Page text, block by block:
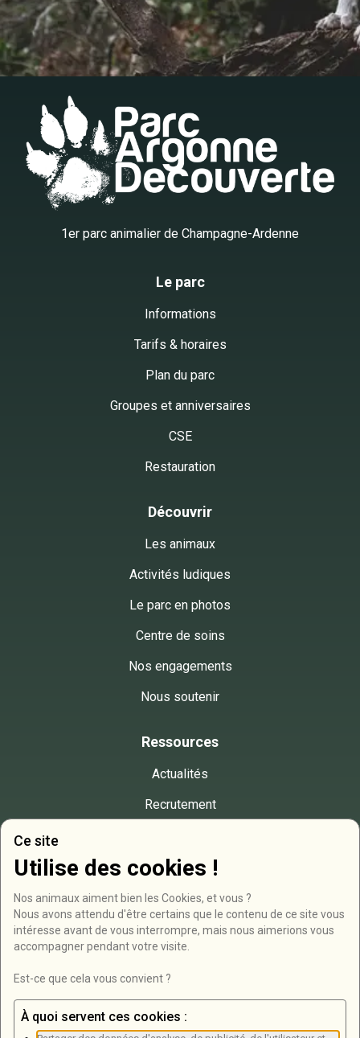
1er parc animalier de Champagne-Ardenne
Le parc
Informations
Tarifs & horaires
Plan du parc
Groupes et anniversaires
CSE
Restauration
Découvrir
Les animaux
Activités ludiques
Le parc en photos
Centre de soins
Nos engagements
Nous soutenir
Ressources
Actualités
Recrutement
Contact
RD946, Bois de Roucy
08250 Olizy-Primat
03 24 71 07 38
Formulaire de contact
Ce site
Utilise des cookies !
Nos animaux aiment bien les Cookies, et vous ?
Nous avons attendu d'être certains que le contenu de ce site vous
intéresse avant de vous interrompre, mais nous aimerions vous
accompagner pendant votre visite.
Est-ce que cela vous convient ?
À quoi servent ces cookies :